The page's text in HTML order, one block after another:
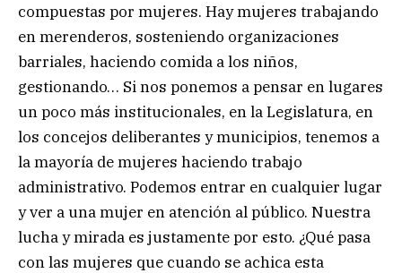
compuestas por mujeres. Hay mujeres trabajando
en merenderos, sosteniendo organizaciones
barriales, haciendo comida a los niños,
gestionando… Si nos ponemos a pensar en lugares
un poco más institucionales, en la Legislatura, en
los concejos deliberantes y municipios, tenemos a
la mayoría de mujeres haciendo trabajo
administrativo. Podemos entrar en cualquier lugar
y ver a una mujer en atención al público. Nuestra
lucha y mirada es justamente por esto. ¿Qué pasa
con las mujeres que cuando se achica esta